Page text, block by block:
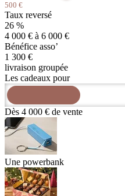
500 €
Taux reversé
26 %
4 000 € à 6 000 €
Bénéfice asso’
1 300 €
livraison groupée
Les cadeaux pour
Dès 4 000 € de vente
Une powerbank